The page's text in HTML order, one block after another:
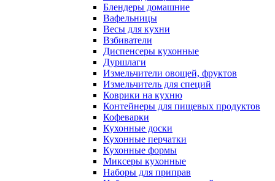
Блендеры домашние
Вафельницы
Весы для кухни
Взбиватели
Диспенсеры кухонные
Дуршлаги
Измельчители овощей, фруктов
Измельчитель для специй
Коврики на кухню
Контейнеры для пищевых продуктов
Кофеварки
Кухонные доски
Кухонные перчатки
Кухонные формы
Миксеры кухонные
Наборы для приправ